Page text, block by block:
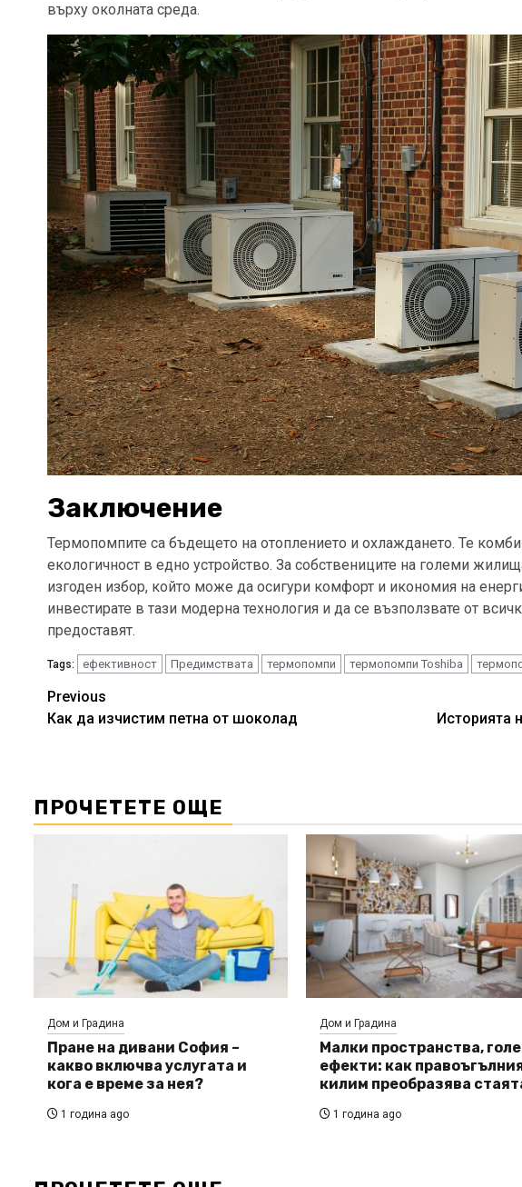
върху околната среда.
Заключение
Термопомпите са бъдещето на отоплението и охлаждането. Те
екологичност в едно устройство. За собствениците на големи
изгоден избор, който може да осигури комфорт и икономия на
инвестирате в тази модерна технология и да се възползвате от
предоставят.
Tags: ефективност Предимствата термопомпи термопомпи Toshiba
Continue
Reading
Previous
Как да изчистим петна от шоколад
Историята
ПРОЧЕТЕТЕ ОЩЕ
Дом и Градина
Пране на дивани София –
какво включва услугата и
кога е време за нея?
1 година ago
Дом и Градина
Малки пространства,
ефекти: как
килим преобразява
1 година ago